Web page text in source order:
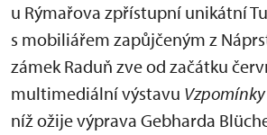
u Rýmařova zpřístupní unikátní
s mobiliářem zapůjčeným z
zámek Raduň zve od začátku
multimediální výstavu
níž ožije výprava Gebharda